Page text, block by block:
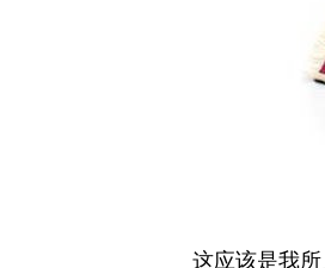
这应该是我